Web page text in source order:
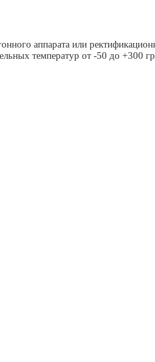
аппарата или
температур от -50 до +300